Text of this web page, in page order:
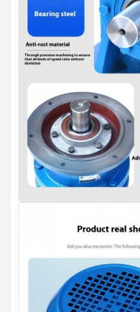
Τροχήλατο
Μπλοκ τροχαλίας γερανού
Αρπαγές
Γερανός
Κινητήρας ταχυτήτων & φρένο
Ανυψωτήρας
Εξοπλισμός μεταφορών